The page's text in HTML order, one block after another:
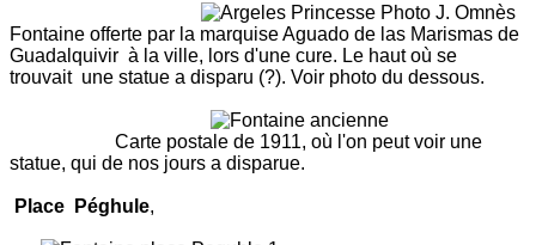
Photo J. Omnès
Fontaine offerte par la marquise Aguado de las Marismas de
Guadalquivir à la ville, lors d'une cure. Le haut où se
trouvait une statue a disparu (?). Voir photo du dessous.
Carte postale de 1911, où l'on peut voir une
statue, qui de nos jours a disparue.
Place Péghule,